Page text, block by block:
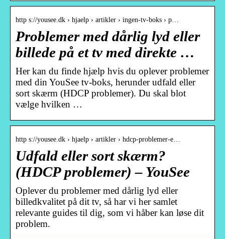
http s://yousee.dk › hjaelp › artikler › ingen-tv-boks › p…
Problemer med dårlig lyd eller
billede på et tv med direkte …
Her kan du finde hjælp hvis du oplever problemer
med din YouSee tv-boks, herunder udfald eller
sort skærm (HDCP problemer). Du skal blot
vælge hvilken …
http s://yousee.dk › hjaelp › artikler › hdcp-problemer-e…
Udfald eller sort skærm?
(HDCP problemer) – YouSee
Oplever du problemer med dårlig lyd eller
billedkvalitet på dit tv, så har vi her samlet
relevante guides til dig, som vi håber kan løse dit
problem.